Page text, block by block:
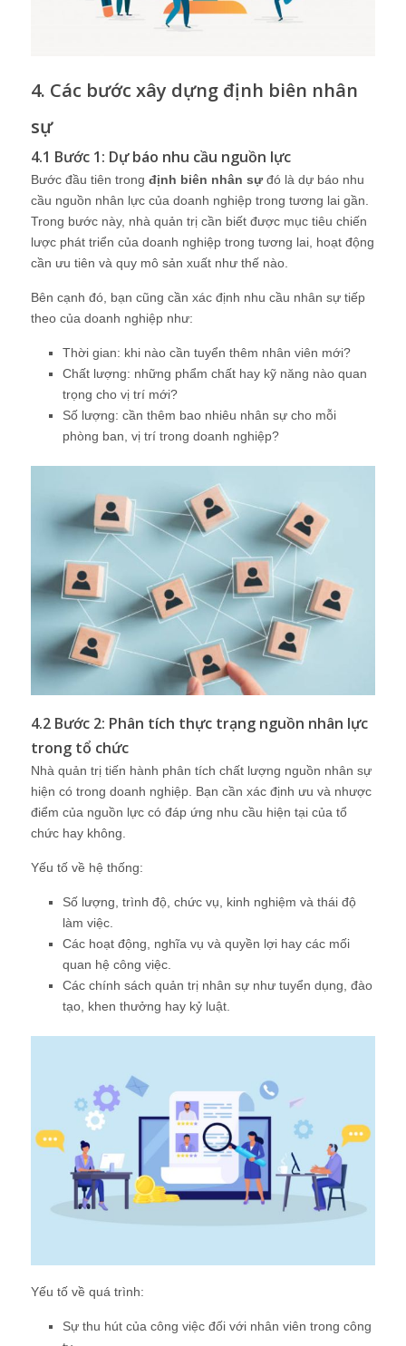
4. Các bước xây dựng định biên nhân
sự
4.1 Bước 1: Dự báo nhu cầu nguồn lực
Bước đầu tiên trong định biên nhân sựđó là dự báo nhu
cầu nguồn nhân lực của doanh nghiệp trong tương lai gần.
Trong bước này, nhà quản trị cần biết được mục tiêu chiến
lược phát triển của doanh nghiệp trong tương lai, hoạt động
cần ưu tiên và quy mô sản xuất như thế nào.
Bên cạnh đó, bạn cũng cần xác định nhu cầu nhân sự tiếp
theo của doanh nghiệp như:
Thời gian: khi nào cần tuyển thêm nhân viên mới?
Chất lượng: những phẩm chất hay kỹ năng nào quan
trọng cho vị trí mới?
Số lượng: cần thêm bao nhiêu nhân sự cho mỗi
phòng ban, vị trí trong doanh nghiệp?
4.2 Bước 2: Phân tích thực trạng nguồn nhân lực
trong tổ chức
Nhà quản trị tiến hành phân tích chất lượng nguồn nhân sự
hiện có trong doanh nghiệp. Bạn cần xác định ưu và nhược
điểm của nguồn lực có đáp ứng nhu cầu hiện tại của tổ
chức hay không.
Yếu tố về hệ thống:
Số lượng, trình độ, chức vụ, kinh nghiệm và thái độ
làm việc.
Các hoạt động, nghĩa vụ và quyền lợi hay các mối
quan hệ công việc.
Các chính sách quản trị nhân sự như tuyển dụng, đào
tạo, khen thưởng hay kỷ luật.
Yếu tố về quá trình:
Sự thu hút của công việc đối với nhân viên trong công